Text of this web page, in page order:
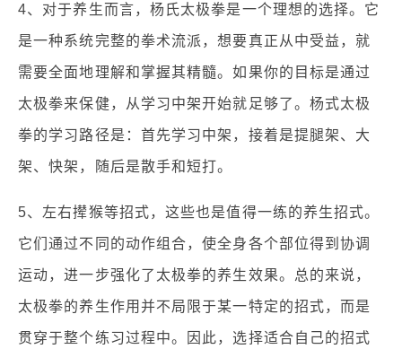
4、对于养生而言，杨氏太极拳是一个理想的选择。它
是一种系统完整的拳术流派，想要真正从中受益，就
需要全面地理解和掌握其精髓。如果你的目标是通过
太极拳来保健，从学习中架开始就足够了。杨式太极
拳的学习路径是：首先学习中架，接着是提腿架、大
架、快架，随后是散手和短打。
5、左右撵猴等招式，这些也是值得一练的养生招式。
它们通过不同的动作组合，使全身各个部位得到协调
运动，进一步强化了太极拳的养生效果。总的来说，
太极拳的养生作用并不局限于某一特定的招式，而是
贯穿于整个练习过程中。因此，选择适合自己的招式